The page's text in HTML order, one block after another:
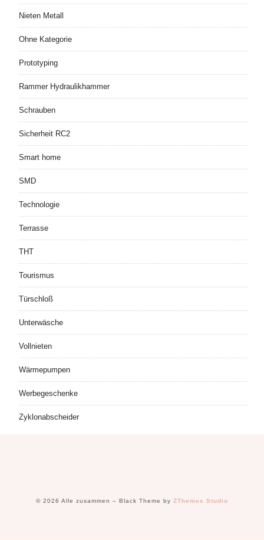
Nieten Metall
Ohne Kategorie
Prototyping
Rammer Hydraulikhammer
Schrauben
Sicherheit RC2
Smart home
SMD
Technologie
Terrasse
THT
Tourismus
Türschloß
Unterwäsche
Vollnieten
Wärmepumpen
Werbegeschenke
Zyklonabscheider
© 2026 Alle zusammen – Black Theme by ZThemes Studio